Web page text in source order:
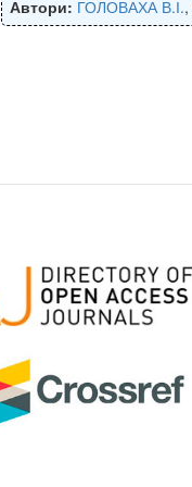
Автори: ГОЛОВАХА В.І.,